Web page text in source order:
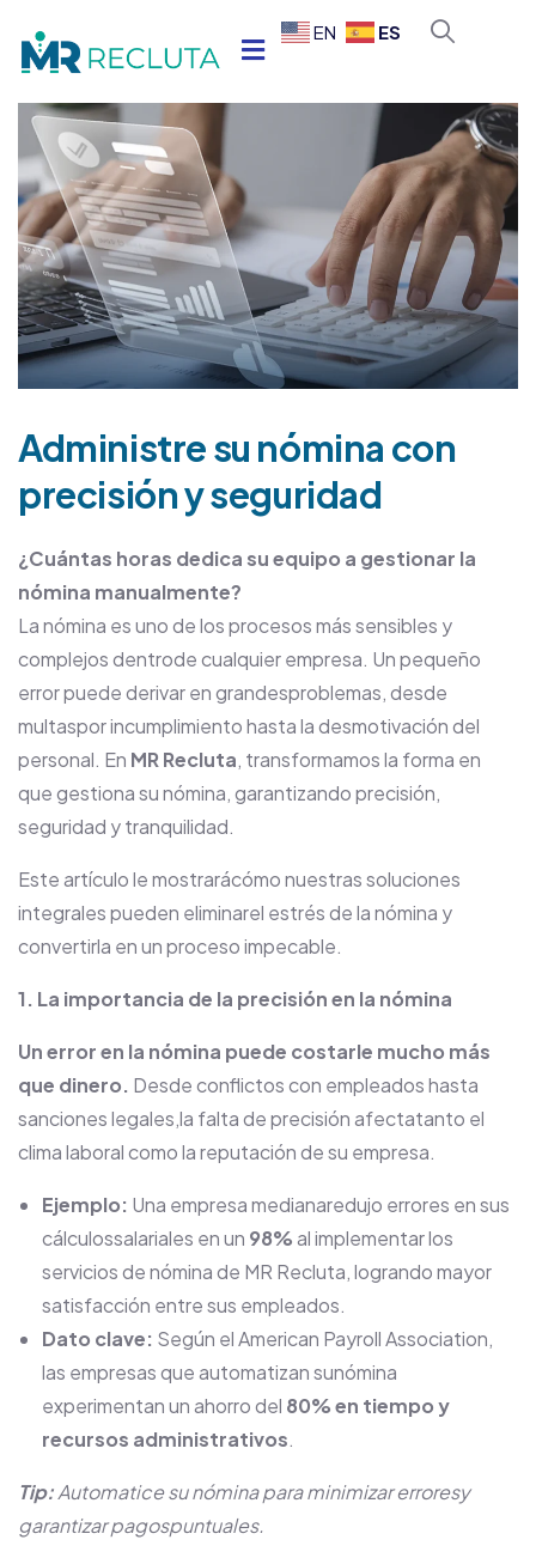
EN ES
Administre su nómina con
precisión y seguridad
¿Cuántas horas dedica su equipo a gestionar la
nómina manualmente?
La nómina es uno de los procesos más sensibles y
complejos dentrode cualquier empresa. Un pequeño
error puede derivar en grandesproblemas, desde
multaspor incumplimiento hasta la desmotivación del
personal. En MR Recluta, transformamos la forma en
que gestiona su nómina, garantizando precisión,
seguridad y tranquilidad.
Este artículo le mostrarácómo nuestras soluciones
integrales pueden eliminarel estrés de la nómina y
convertirla en un proceso impecable.
1. La importancia de la precisión en la nómina
Un error en la nómina puede costarle mucho más
que dinero. Desde conflictos con empleados hasta
sanciones legales,la falta de precisión afectatanto el
clima laboral como la reputación de su empresa.
Ejemplo: Una empresa medianaredujo errores en sus
cálculossalariales en un 98%al implementar los
servicios de nómina de MR Recluta, logrando mayor
satisfacción entre sus empleados.
Dato clave: Según el American Payroll Association,
las empresas que automatizan sunómina
experimentan un ahorro del 80% en tiempo y
recursos administrativos.
Tip:Automatice su nómina para minimizar erroresy
garantizar pagospuntuales.